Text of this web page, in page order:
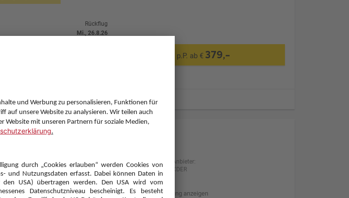
Rückflug
Mi., 26.8.26
p.P. ab €379,-
Anbieter:
XDER
Hotelbeschreibung anzeigen